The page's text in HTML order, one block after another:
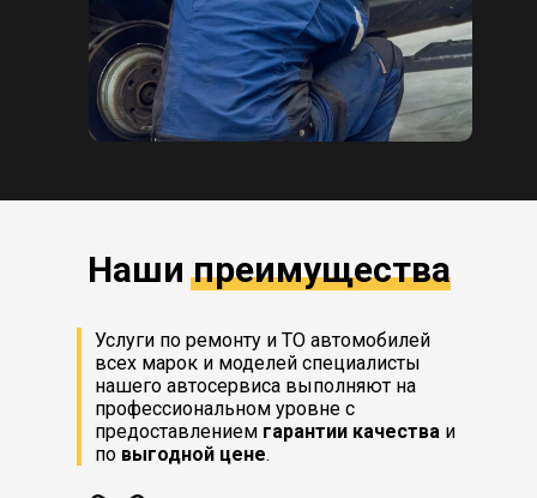
Наши преимущества
Услуги по ремонту и ТО автомобилей
всех марок и моделей специалисты
нашего автосервиса выполняют на
профессиональном уровне с
предоставлением гарантии качества и
по выгодной цене.